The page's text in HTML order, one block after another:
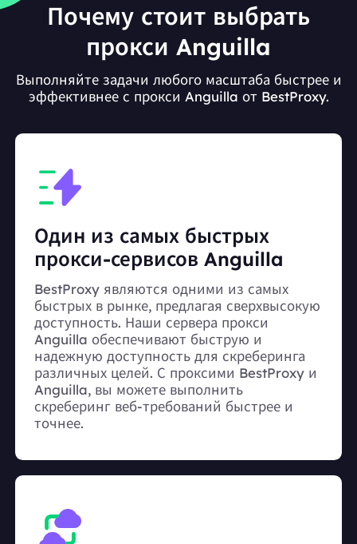
Почему стоит выбрать
прокси Anguilla
Выполняйте задачи любого масштаба быстрее и
эффективнее с прокси Anguilla от BestProxy.
Один из самых быстрых
прокси-сервисов Anguilla
BestProxy являются одними из самых
быстрых в рынке, предлагая сверхвысокую
доступность. Наши сервера прокси
Anguilla обеспечивают быструю и
надежную доступность для скреберинга
различных целей. С проксими BestProxy и
Anguilla, вы можете выполнить
скреберинг веб-требований быстрее и
точнее.